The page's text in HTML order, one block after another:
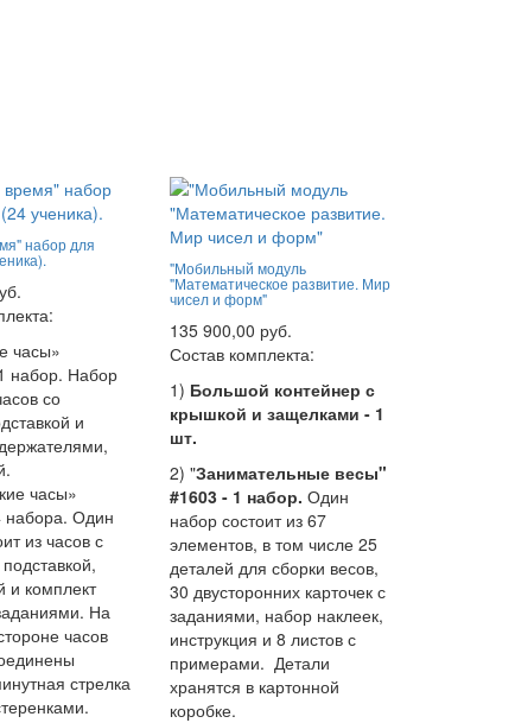
набор для
часы»
набор. Набор
со
и
часы»
набора. Один
из часов с
и комплект
На
часов
стрелка
"Мобильный модуль
"Математическое развитие. Мир
чисел и форм"
135 900,00 руб.
Состав комплекта:
1) Большой контейнер с
крышкой и защелками - 1
шт.
2) "Занимательные весы"
#1603 - 1 набор. Один
набор состоит из 67
элементов, в том числе 25
деталей для сборки весов,
30 двусторонних карточек с
заданиями, набор наклеек,
инструкция и 8 листов с
примерами. Детали
хранятся в картонной
коробке.